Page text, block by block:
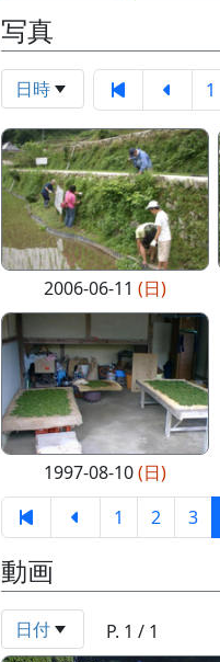
写真
日時 1
2006-06-11 (日)
1997-08-10(日)
1
2 3
動画
日付 P. 1 / 1